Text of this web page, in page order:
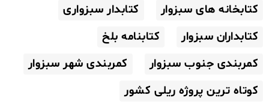
کتابخانه های سبزوار
کتابدار سبزواری
کتابداران سبزوار
کتابنامه بلخ
کمربندی جنوب سبزوار
کمربندی شهر سبزوار
کوتاه ترین پروژه ریلی کشور